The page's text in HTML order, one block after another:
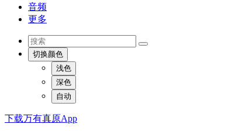
音频
更多
切换颜色
浅色
深色
自动
下载万有真原App